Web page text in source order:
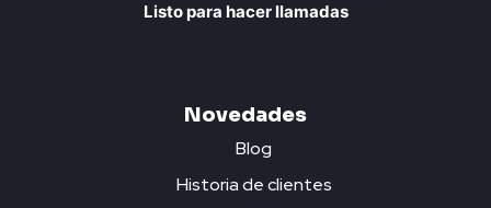
Listo para hacer llamadas
Novedades
Blog
Historia de clientes